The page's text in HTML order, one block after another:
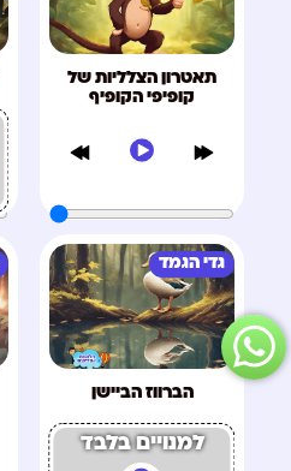
תאטרון הצלליות של
קופיפי הקופיף
גדי הגמד
הברווז הביישן
למנויים בלבד